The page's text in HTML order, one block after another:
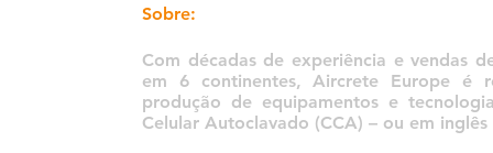
Sobre:
Com décadas de experiência e vendas
em 6 continentes, Aircrete Europe é
produção de equipamentos e
Celular Autoclavado (CCA) – ou em